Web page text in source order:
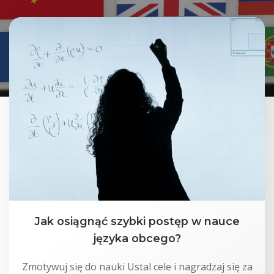
Jak osiągnąć szybki postęp w nauce
języka obcego?
Zmotywuj się do nauki Ustal cele i nagradzaj się za